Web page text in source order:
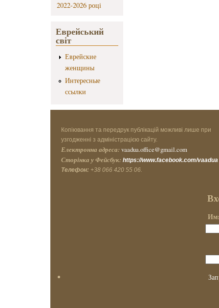
2022-2026 році
Еврейський
світ
Еврейские
женщины
Интересные
ссылки
Копіювання та передрук публікацій можливі лише при
узгодженні з адміністрацією сайту.
Електронна адреса: vaadua.office@gmail.com
Сторінка у Фейсбук: https://www.facebook.com/vaadua
Телефон: +38 066 420 55 06.